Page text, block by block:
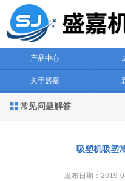
产品中心
关于盛嘉
 常见问题解答
吸塑机吸塑
发布日期：